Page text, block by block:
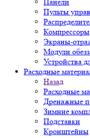
Пульты
Компрессоры
Экраны-
Модули
Устройства
Расходные
Назад
Расходные
Дренажные
Зимние
Подставки
Кронштейны